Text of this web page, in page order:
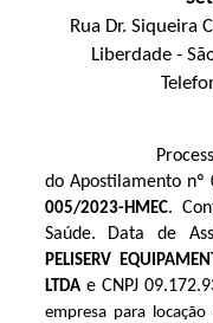
Rua Dr. Siqueira
Liberdade -
do Apostilamento nº
005/2023-HMEC.
Saúde. Data de
PELISERV
LTDAe CNPJ
empresa para